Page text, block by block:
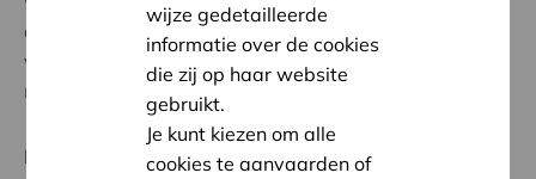
die daar heerst, brengt ook algehele ontspanning, wat
voor mensen met een verstandelijke beperking vaak
nodig is.
Regionaal Project
wijze gedetailleerde
informatie over de cookies
die zij op haar website
gebruikt.
Je kunt kiezen om alle
cookies te aanvaarden of